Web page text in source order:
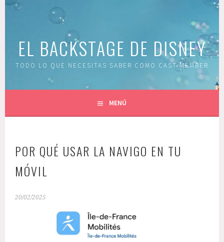
Saltar
EL BACKSTAGE DE DISNEY
TODO LO QUE NECESITAS SABER COMO CAST MEMBER
MENÚ
POR QUÉ USAR LA NAVIGO EN TU
MÓVIL
20/02/2025